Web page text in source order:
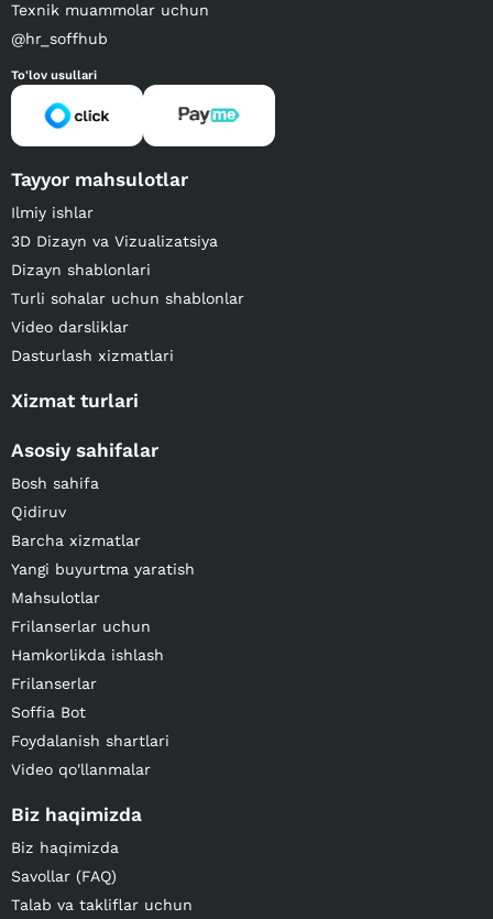
Texnik muammolar uchun
@hr_soffhub
To'lov usullari
Tayyor mahsulotlar
Ilmiy ishlar
3D Dizayn va Vizualizatsiya
Dizayn shablonlari
Turli sohalar uchun shablonlar
Video darsliklar
Dasturlash xizmatlari
Xizmat turlari
Asosiy sahifalar
Bosh sahifa
Qidiruv
Barcha xizmatlar
Yangi buyurtma yaratish
Mahsulotlar
Frilanserlar uchun
Hamkorlikda ishlash
Frilanserlar
Soffia Bot
Foydalanish shartlari
Video qo'llanmalar
Biz haqimizda
Biz haqimizda
Savollar (FAQ)
Talab va takliflar uchun